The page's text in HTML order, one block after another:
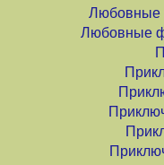
Любовные
Любовные